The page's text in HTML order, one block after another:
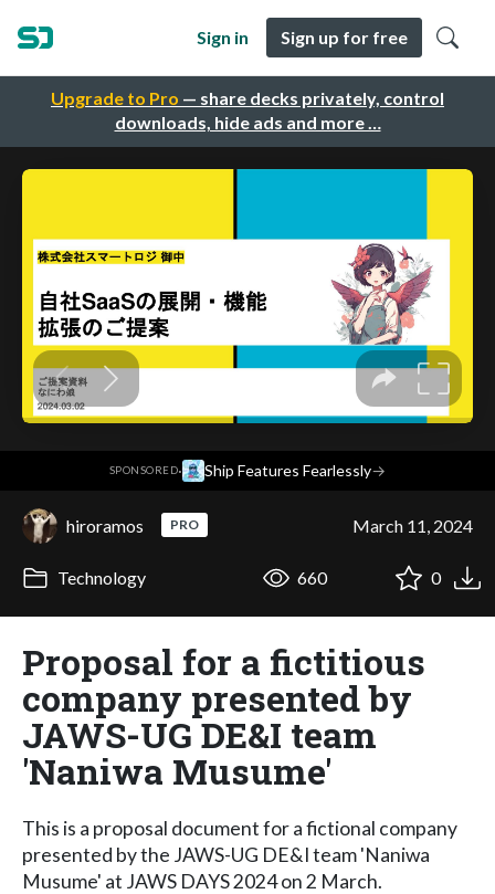
Upgrade to Pro — share decks privately, control
downloads, hide ads and more …
Sign in Sign up for free
SPONSORED· Ship Features Fearlessly→
hiroramos PRO March 11, 2024
Technology 660 0
Proposal for a fictitious
company presented by
JAWS-UG DE&I team
'Naniwa Musume'
This is a proposal document for a fictional company
presented by the JAWS-UG DE&I team 'Naniwa
Musume' at JAWS DAYS 2024 on 2 March.